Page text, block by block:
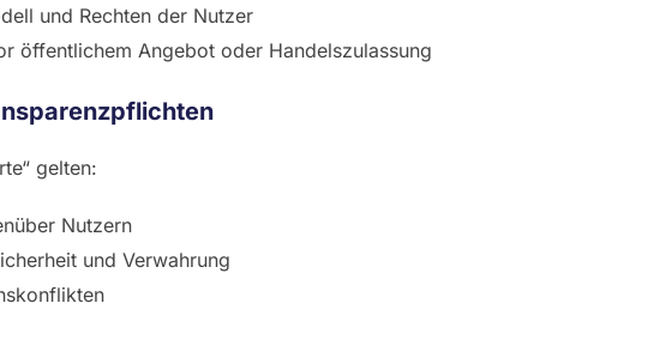
und Rechten der Nutzer
öffentlichem Angebot oder Handelszulassung
gelten:
Nutzern
und Verwahrung